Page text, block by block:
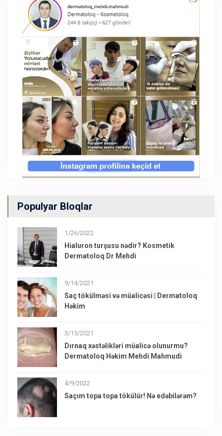
Populyar Bloqlar
1/26/2022
Hialuron turşusu nədir? Kosmetik
Dermatoloq Dr Mehdi
9/14/2021
Saç tökülməsi və müalicəsi | Dermatoloq
Həkim
3/15/2021
Dırnaq xəstəlikləri müalicə olunurmu?
Dermatoloq Həkim Mehdi Mahmudi
4/9/2022
Saçım topa topa tökülür! Nə edəbilərəm?